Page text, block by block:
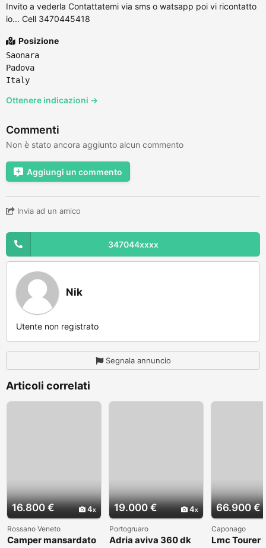
Invito a vederla Contattatemi via sms o watsapp poi vi ricontatto
io... Cell 3470445418
Posizione
Saonara
Padova
Italy
Ottenere indicazioni →
Commenti
Non è stato ancora aggiunto alcun commento
Aggiungi un commento
Invia ad un amico
347044xxxx
Nik
Utente non registrato
Segnala annuncio
Articoli correlati
16.800 € 4
Rossano Veneto
Camper mansardato
19.000 € 4
Portogruaro
Adria aviva 360 dk
66.900 €
Caponago
Lmc Tourer